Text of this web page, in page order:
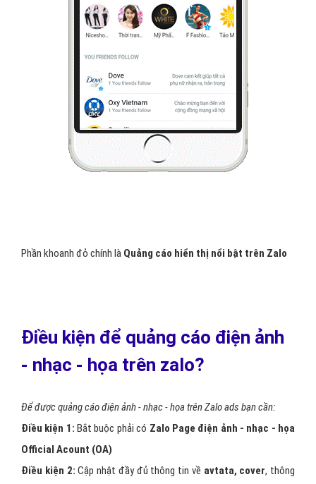
Phần khoanh đỏ chính là Quảng cáo hiển thị nổi bật trên Zalo
Điều kiện để quảng cáo điện ảnh
- nhạc - họa trên zalo?
Để được quảng cáo điện ảnh - nhạc - họa trên Zalo ads bạn cần:
Điều kiện 1: Bắt buộc phải có Zalo Page điện ảnh - nhạc - họa
Official Acount (OA)
Điều kiện 2: Cập nhật đầy đủ thông tin về avtata, cover, thông